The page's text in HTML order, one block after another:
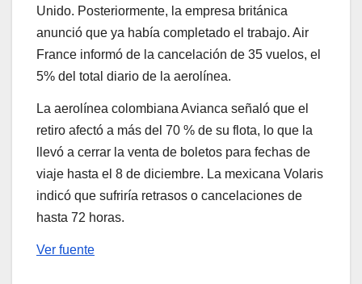
Unido. Posteriormente, la empresa británica
anunció que ya había completado el trabajo. Air
France informó de la cancelación de 35 vuelos, el
5% del total diario de la aerolínea.
La aerolínea colombiana Avianca señaló que el
retiro afectó a más del 70 % de su flota, lo que la
llevó a cerrar la venta de boletos para fechas de
viaje hasta el 8 de diciembre. La mexicana Volaris
indicó que sufriría retrasos o cancelaciones de
hasta 72 horas.
Ver fuente